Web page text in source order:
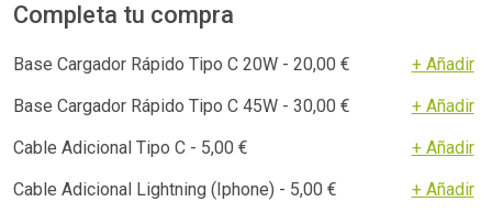
Completa tu compra
Base Cargador Rápido Tipo C 20W - 20,00 €
+ Añadir
Base Cargador Rápido Tipo C 45W - 30,00 €
+ Añadir
Cable Adicional Tipo C - 5,00 €
+ Añadir
Cable Adicional Lightning (Iphone) - 5,00 €
+ Añadir